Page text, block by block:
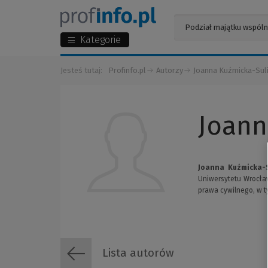
Kategorie
Jesteś tutaj: Profinfo.pl Autorzy Joanna Kuźmicka-
Joanna Kuźmicka-
Uniwersytetu
prawa cywilnego, w
Lista autorów